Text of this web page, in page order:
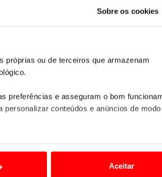
Sobre os cookies
próprias ou de terceiros que armazenam
preferências e asseguram o bom
conteúdos e anúncios de modo
Aceitar
as estrelas do
de uma
Vieira
de
04